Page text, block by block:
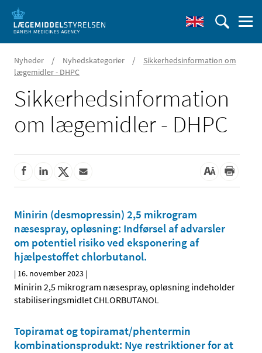
Nyheder / Nyhedskategorier /
Sikkerhedsinformation om
lægemidler - DHPC
Sikkerhedsinformation
om lægemidler - DHPC
Minirin (desmopressin) 2,5 mikrogram
næsespray, opløsning: Indførsel af advarsler
om potentiel risiko ved eksponering af
hjælpestoffet chlorbutanol.
| 16. november 2023 |
Minirin 2,5 mikrogram næsespray, opløsning indeholder
stabiliseringsmidlet CHLORBUTANOL
Topiramat og topiramat/phentermin
kombinationsprodukt: Nye restriktioner for at